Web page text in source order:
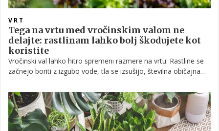
VRT
Tega na vrtu med vročinskim valom ne
delajte: rastlinam lahko bolj škodujete kot
koristite
Vročinski val lahko hitro spremeni razmere na vrtu. Rastline se
začnejo boriti z izgubo vode, tla se izsušijo, številna običajna
kot koristi. Strokovnjaki svetujejo, katera dela je bolje prestaviti
in kako rastlinam pomagati preživeti ekstremne temperature.